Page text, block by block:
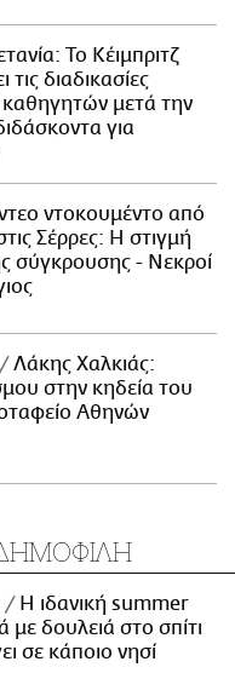
Το Κέιμπριτζ
τις διαδικασίες
μετά την
για
ντοκουμέντο από
Σέρρες: Η στιγμή
σύγκρουσης - Νεκροί
Λάκης Χαλκιάς:
στην κηδεία του
Αθηνών
Η ιδανική summer
με δουλειά στο σπίτι
σε κάποιο νησί